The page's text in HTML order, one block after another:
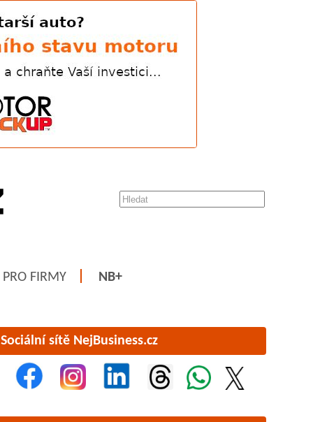
PRO FIRMY NB+
Sociální sítě NejBusiness.cz